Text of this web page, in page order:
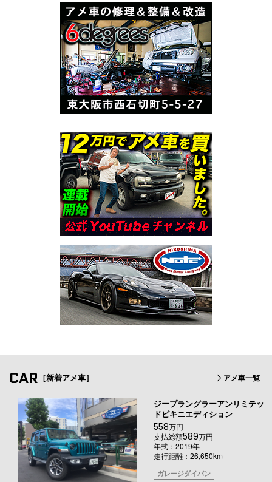
CAR ［新着アメ車］ アメ車一覧
ジープラングラーアンリミテッ
ドビキニエディション
558万円
支払総額589万円
年式：2019年
走行距離：26,650km
ガレージダイバン